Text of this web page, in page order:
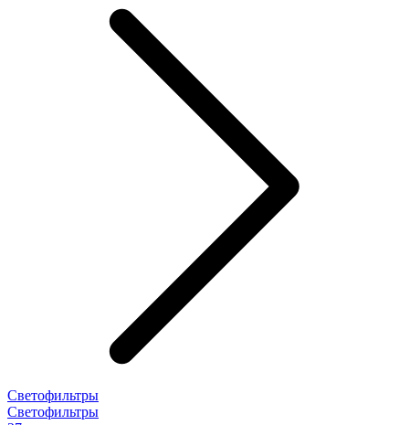
Светофильтры
Светофильтры